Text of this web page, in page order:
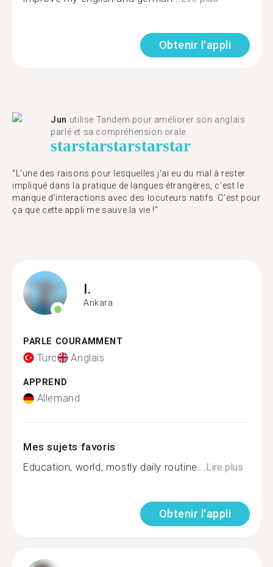
Obtenir l'appli
Jun utilise Tandem pour améliorer son anglais
parlé et sa compréhension orale.
starstarstarstarstar
"L'une des raisons pour lesquelles j'ai eu du mal à rester
impliqué dans la pratique de langues étrangères, c'est le
manque d'interactions avec des locuteurs natifs. C'est pour
ça que cette appli me sauve la vie !"
I.
Ankara
PARLE COURAMMENT
Turc Anglais
APPREND
Allemand
Mes sujets favoris
Education, world, mostly daily routine...Lire plus
Obtenir l'appli